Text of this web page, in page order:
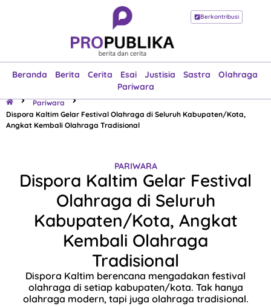
Berkontribusi
Beranda Berita Cerita Esai Justisia Sastra
Olahraga
Pariwara
Beranda
Esai
Justisia
Sastra
Olahraga
Pariwara
Pariwara
Dispora Kaltim Gelar Festival Olahraga di Seluruh Kabupaten/Kota,
Angkat Kembali Olahraga Tradisional
PARIWARA
Dispora Kaltim Gelar Festival
Olahraga di Seluruh
Kabupaten/Kota, Angkat
Kembali Olahraga
Tradisional
Dispora Kaltim berencana mengadakan festival
olahraga di setiap kabupaten/kota. Tak hanya
olahraga modern, tapi juga olahraga tradisional.